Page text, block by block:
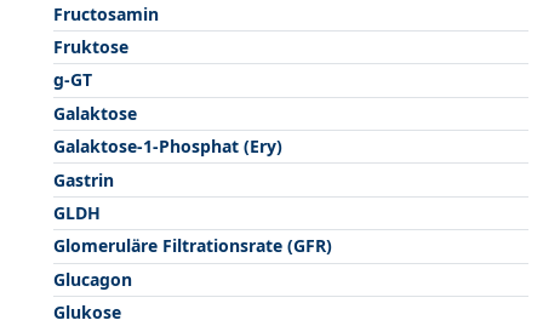
Fructosamin
Fruktose
g-GT
Galaktose
Galaktose-1-Phosphat (Ery)
Gastrin
GLDH
Glomeruläre Filtrationsrate (GFR)
Glucagon
Glukose